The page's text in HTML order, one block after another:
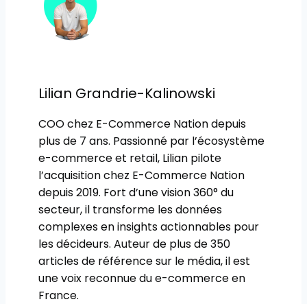
Lilian Grandrie-Kalinowski
COO chez E-Commerce Nation depuis
plus de 7 ans. Passionné par l’écosystème
e-commerce et retail, Lilian pilote
l’acquisition chez E-Commerce Nation
depuis 2019. Fort d’une vision 360° du
secteur, il transforme les données
complexes en insights actionnables pour
les décideurs. Auteur de plus de 350
articles de référence sur le média, il est
une voix reconnue du e-commerce en
France.